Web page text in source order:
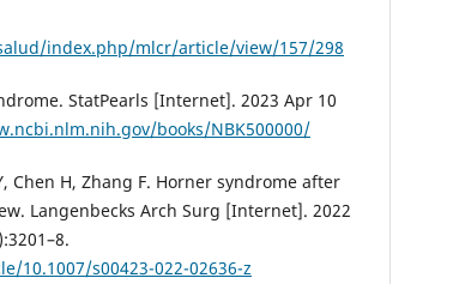
index.php/mlcr/article/view/157/298
StatPearls [Internet]. 2023 Apr 10
books/NBK500000/
Chen H, Zhang F. Horner syndrome after
Langenbecks Arch Surg [Internet]. 2022
10.1007/s00423-022-02636-z